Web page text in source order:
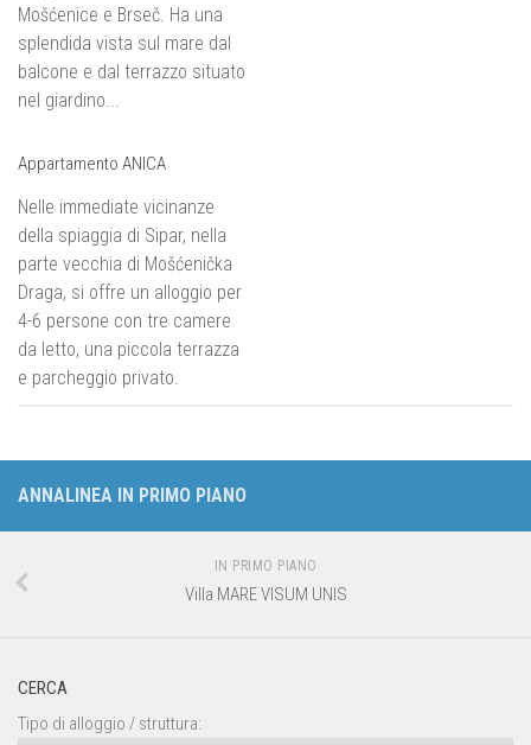
Mošćenice e Brseč. Ha una
splendida vista sul mare dal
balcone e dal terrazzo situato
nel giardino...
Appartamento ANICA
Nelle immediate vicinanze
della spiaggia di Sipar, nella
parte vecchia di Mošćenička
Draga, si offre un alloggio per
4-6 persone con tre camere
da letto, una piccola terrazza
e parcheggio privato.
ANNALINEA IN PRIMO PIANO
IN PRIMO PIANO
Villa MARE VISUM UNIS
CERCA
Tipo di alloggio / struttura: